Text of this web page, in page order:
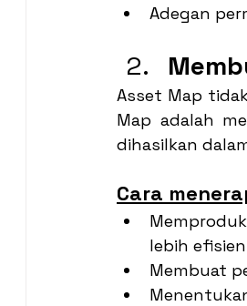
Adegan
Asset Map
Map adalah
dihasilkan
Cara
lebih efisien
Membuat